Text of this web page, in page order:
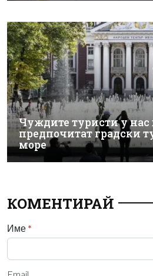
Чуждите туристи у нас
предпочитат градски
море
КОМЕНТИРАЙ
Име *